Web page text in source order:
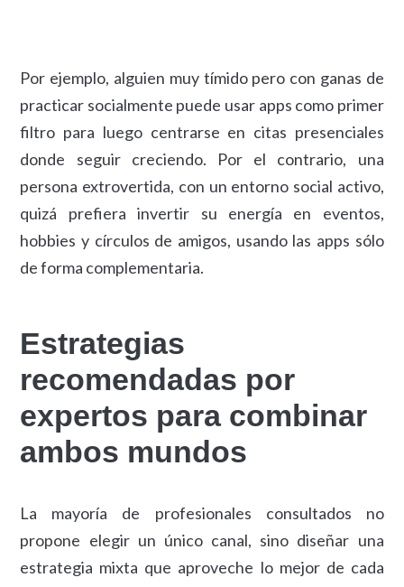
Por ejemplo, alguien muy tímido pero con ganas de
practicar socialmente puede usar apps como primer
filtro para luego centrarse en citas presenciales
donde seguir creciendo. Por el contrario, una
persona extrovertida, con un entorno social activo,
quizá prefiera invertir su energía en eventos,
hobbies y círculos de amigos, usando las apps sólo
de forma complementaria.
Estrategias
recomendadas por
expertos para combinar
ambos mundos
La mayoría de profesionales consultados no
propone elegir un único canal, sino diseñar una
estrategia mixta que aproveche lo mejor de cada